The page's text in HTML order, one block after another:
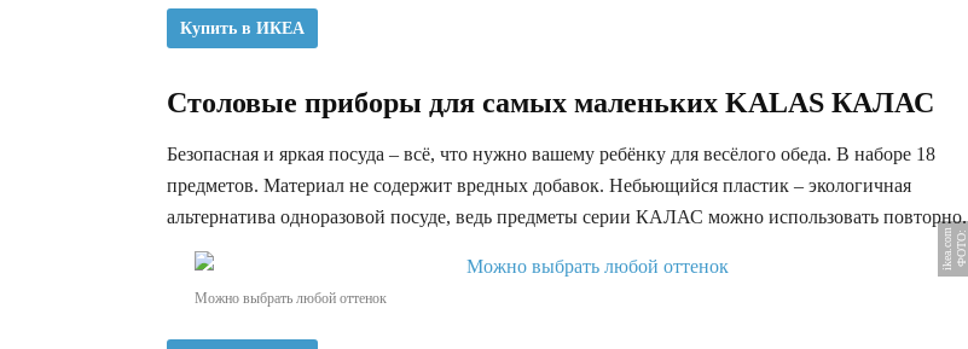
Купить в ИКЕА
Столовые приборы для самых маленьких KALAS КАЛАС
Безопасная и яркая посуда – всё, что нужно вашему ребёнку для весёлого обеда. В наборе 18
предметов. Материал не содержит вредных добавок. Небьющийся пластик – экологичная
альтернатива одноразовой посуде, ведь предметы серии КАЛАС можно использовать повторно.
Ф
О
Т
О
:
i
k
e
a
.
c
o
m
Можно выбрать любой оттенок